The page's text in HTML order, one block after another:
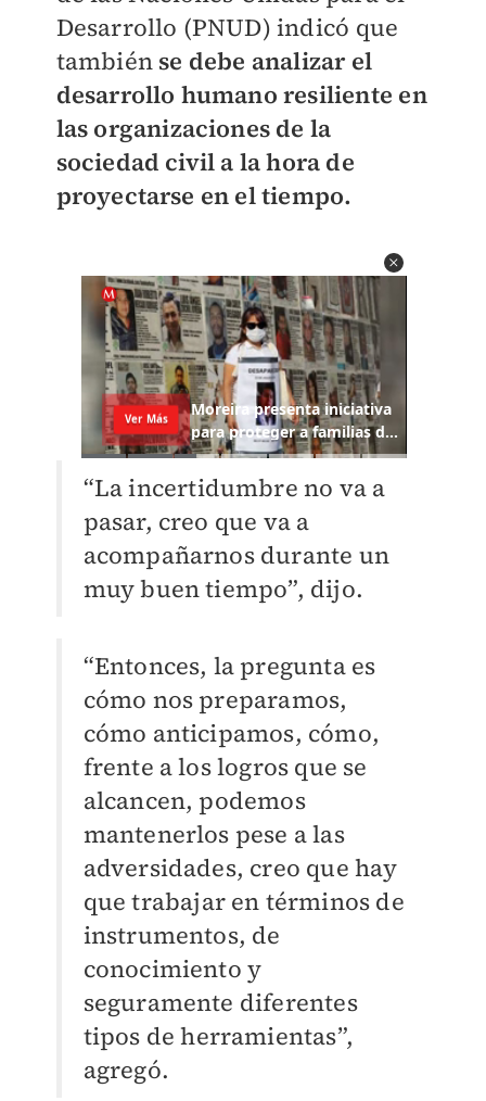
Desarrollo (PNUD) indicó que
también se debe analizar el
desarrollo humano resiliente en
las organizaciones de la
sociedad civil a la hora de
proyectarse en el tiempo.
“La incertidumbre no va a
pasar, creo que va a
acompañarnos durante un
muy buen tiempo”, dijo.
“Entonces, la pregunta es
cómo nos preparamos,
cómo anticipamos, cómo,
frente a los logros que se
alcancen, podemos
mantenerlos pese a las
adversidades, creo que hay
que trabajar en términos de
instrumentos, de
conocimiento y
seguramente diferentes
tipos de herramientas”,
agregó.